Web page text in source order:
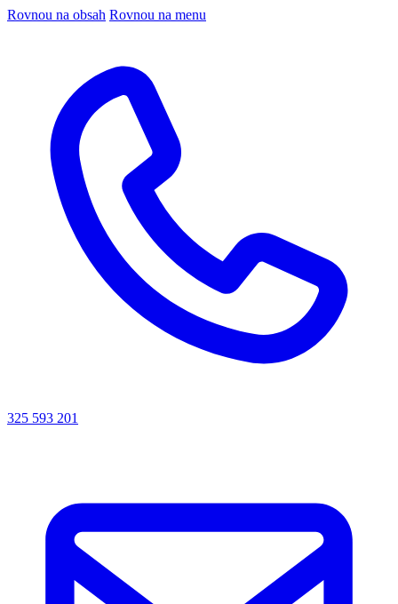
Rovnou na obsah Rovnou na menu
325 593 201